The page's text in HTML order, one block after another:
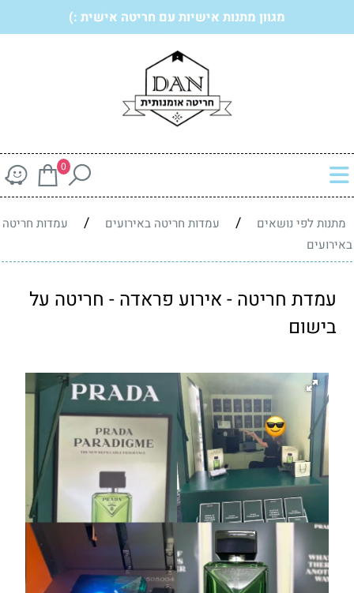
מגוון מתנות אישיות עם חריטה אישית :)
0
מתנות לפי נושאים / עמדות חריטה באירועים /
עמדות חריטה
באירועים
עמדת חריטה - אירוע פראדה - חריטה על
בישום